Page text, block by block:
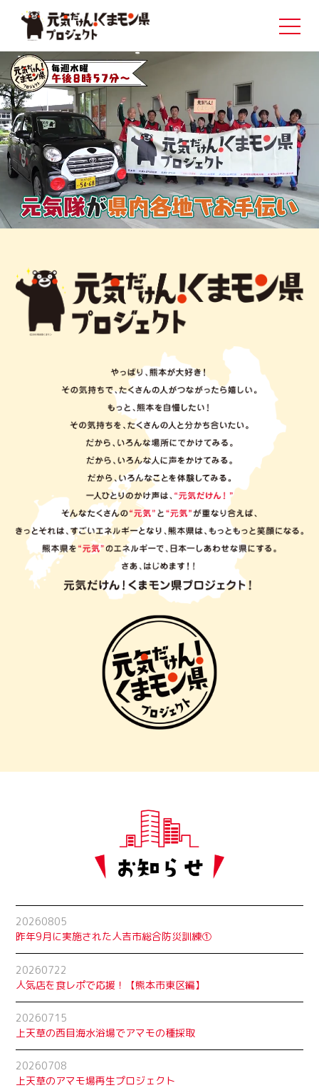
20260805
昨年9月に実施された人吉市総合防災訓練①
20260722
人気店を食レポで応援！【熊本市東区編】
20260715
上天草の西目海水浴場でアマモの種採取
20260708
上天草のアマモ場再生プロジェクト